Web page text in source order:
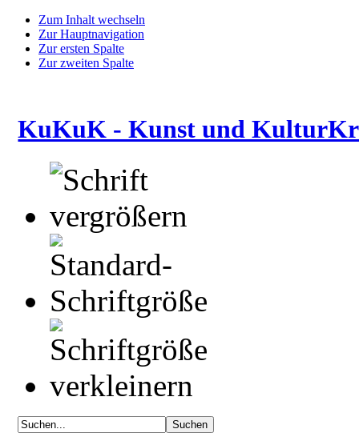
Zum Inhalt wechseln
Zur Hauptnavigation
Zur ersten Spalte
Zur zweiten Spalte
KuKuK - Kunst und